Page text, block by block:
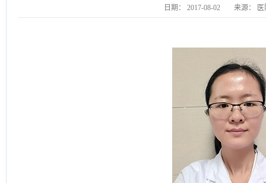
日期： 2017-08-02 来源：